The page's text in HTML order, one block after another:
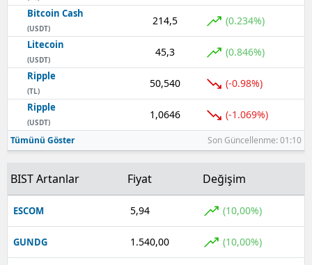
Bitcoin Cash
(USDT)
214,5 (0.234%)
Litecoin
(USDT)
45,3 (0.846%)
Ripple
(TL)
50,540 (-0.98%)
Ripple
(USDT)
1,0646 (-1.069%)
Tümünü Göster Son Güncellenme: 01:10
BIST Artanlar Fiyat Değişim
ESCOM 5,94 (10,00%)
GUNDG 1.540,00 (10,00%)